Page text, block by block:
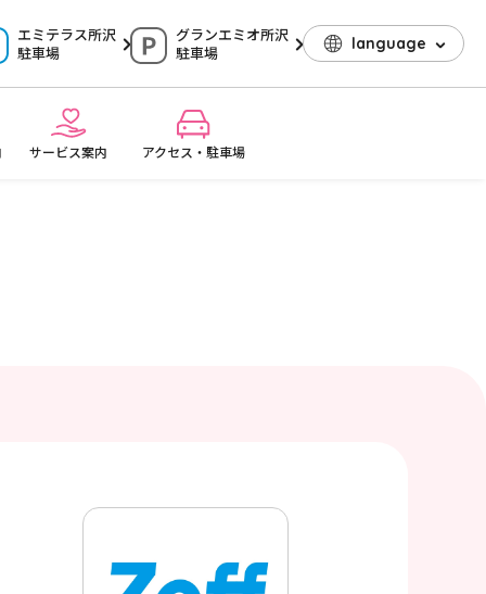
エミテラス所沢
駐車場
グランエミオ所沢
駐車場
language
サービス案内 アクセス・駐車場